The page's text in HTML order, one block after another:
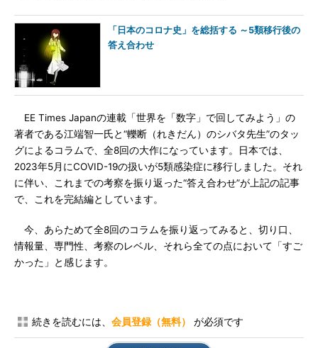
「日本のコロナ史」を総括する ～5類移行後の
答え合わせ
EE Times Japanの連載「世界を「数字」で回してみよう」の
著者である江端智一氏と“轢断（れきだん）のシバタ先生”のタッ
グによるコラムで、全8回の大作になっています。日本では、
2023年5月にCOVID-19の扱いが5類感染症に移行しました。それ
に伴い、これまでの考察を振り返った“答え合わせ”が上記の記事
で、これを完結編としています。
今、あらためて全8回のコラムを振り返ってみると、切り口、
情報量、専門性、考察のレベル、それら全ての点において「すご
かった」と感じます。
続きを読むには、 会員登録（無料） が必須です